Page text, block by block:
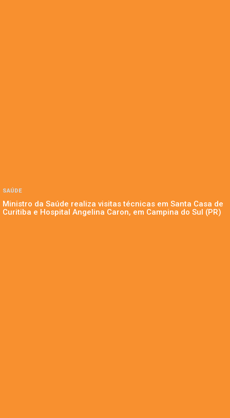
SAÚDE
Ministro da Saúde realiza visitas técnicas em Santa Casa de
Curitiba e Hospital Angelina Caron, em Campina do Sul (PR)